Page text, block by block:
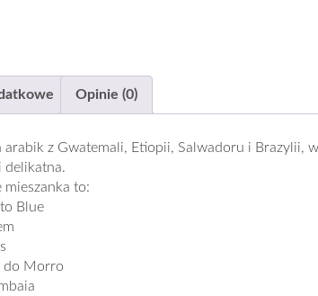
Opinie (0)
arabik z Gwatemali, Etiopii, Salwadoru i Brazylii,
delikatna.
mieszanka to:
Blue
do Morro